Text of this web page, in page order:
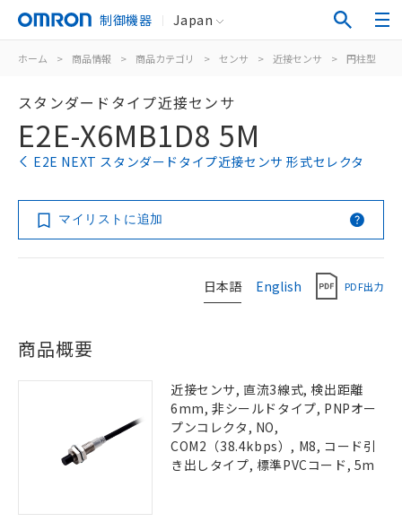
制御機器 Japan
ホーム > 商品情報 > 商品カテゴリ > センサ > 近接センサ > 円柱型
スタンダードタイプ近接センサ
E2E-X6MB1D8 5M
E2E NEXT スタンダードタイプ近接センサ 形式セレクタ
マイリストに追加
日本語 English PDF出力
商品概要
近接センサ, 直流3線式, 検出距離
6mm, 非シールドタイプ, PNPオー
プンコレクタ, NO,
COM2（38.4kbps）, M8, コード引
き出しタイプ, 標準PVCコード, 5m